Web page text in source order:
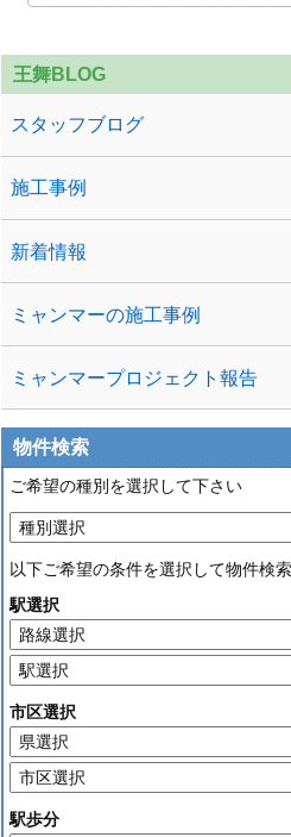
王舞BLOG
スタッフブログ
施工事例
新着情報
ミャンマーの施工事例
ミャンマープロジェクト報告
物件検索
ご希望の種別を選択して下さい
以下ご希望の条件を選択して物件検
駅選択
市区選択
駅歩分